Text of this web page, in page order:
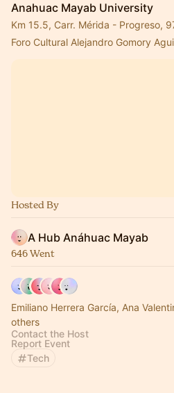
Anahuac Mayab University
Km 15.5, Carr. Mérida - Progreso,
Foro Cultural Alejandro Gomory
Hosted By
A Hub Anáhuac Mayab
646 Went
Emiliano Herrera García, Ana
others
Contact the Host
Report Event
Tech